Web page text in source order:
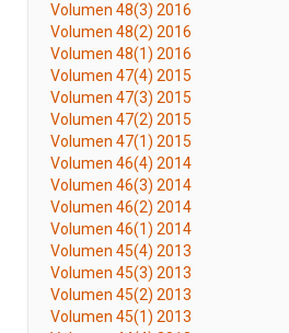
Volumen 48(3) 2016
Volumen 48(2) 2016
Volumen 48(1) 2016
Volumen 47(4) 2015
Volumen 47(3) 2015
Volumen 47(2) 2015
Volumen 47(1) 2015
Volumen 46(4) 2014
Volumen 46(3) 2014
Volumen 46(2) 2014
Volumen 46(1) 2014
Volumen 45(4) 2013
Volumen 45(3) 2013
Volumen 45(2) 2013
Volumen 45(1) 2013